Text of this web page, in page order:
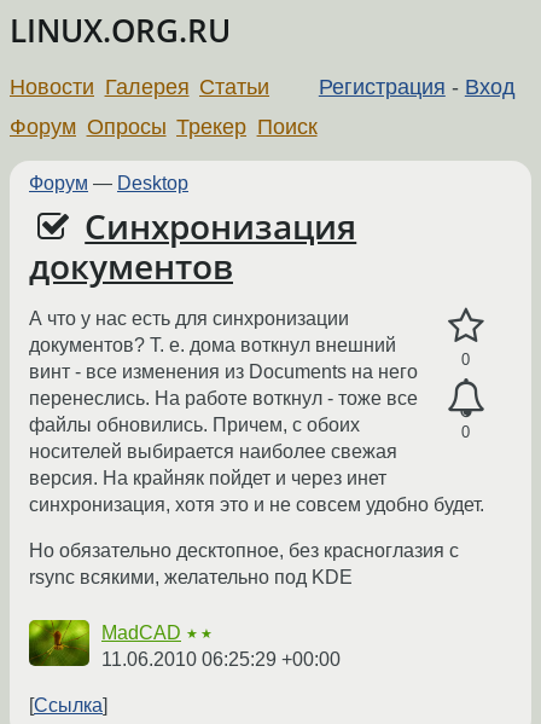
LINUX.ORG.RU
Регистрация - Вход
Новости Галерея Статьи
Форум Опросы Трекер Поиск
Форум — Desktop
Синхронизация
документов
0
0
А что у нас есть для синхронизации
документов? Т. е. дома воткнул внешний
винт - все изменения из Documents на него
перенеслись. На работе воткнул - тоже все
файлы обновились. Причем, с обоих
носителей выбирается наиболее свежая
версия. На крайняк пойдет и через инет
синхронизация, хотя это и не совсем удобно будет.
Но обязательно десктопное, без красноглазия с
rsync всякими, желательно под KDE
MadCAD ★★
11.06.2010 06:25:29 +00:00
Ссылка